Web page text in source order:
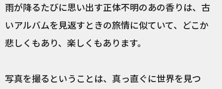
雨が降るたびに思い出す正体不明のあの香りは、古
いアルバムを見返すときの旅情に似ていて、どこか
悲しくもあり、楽しくもあります。
写真を撮るということは、真っ直ぐに世界を見つ